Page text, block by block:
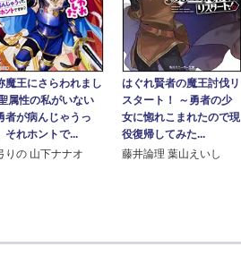
魔王にさらわれまし
属性の私がいない
者が病んじゃうっ
それホントで...
りの 山下ナナオ
はぐれ賢者の魔王討伐リ
スタート！ ～勇者の少
女に惚れこまれたので現
役復帰してみた...
藤井論理 葉山えいし